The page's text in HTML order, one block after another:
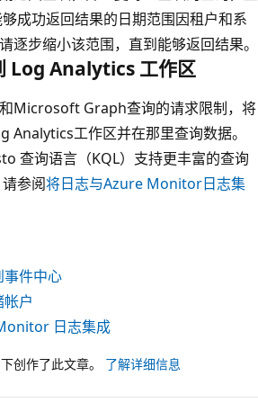
成功返回结果的日期范围因租户和系
逐步缩小该范围，直到能够返回结果。
Log Analytics 工作区
Microsoft Graph查询的请求限制，将
Analytics工作区并在那里查询数据。
查询语言（KQL）支持更丰富的查询
参阅将日志与Azure Monitor日志集
事件中心
户
日志集成
创作了此文章。 了解详细信息